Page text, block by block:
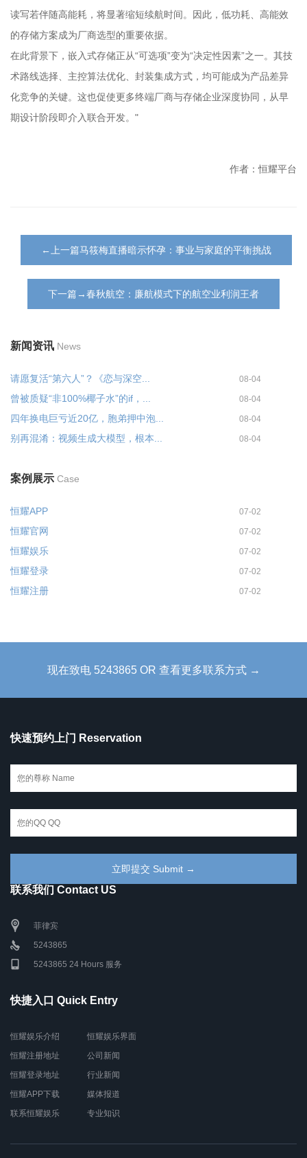
读写若伴随高能耗，将显著缩短续航时间。因此，低功耗、高能效
的存储方案成为厂商选型的重要依据。
在此背景下，嵌入式存储正从“可选项”变为“决定性因素”之一。其技
术路线选择、主控算法优化、封装集成方式，均可能成为产品差异
化竞争的关键。这也促使更多终端厂商与存储企业深度协同，从早
期设计阶段即介入联合开发。"
作者：恒耀平台
←上一篇马筱梅直播暗示怀孕：事业与家庭的平衡挑战
下一篇→春秋航空：廉航模式下的航空业利润王者
新闻资讯 News
请愿复活“第六人”？《恋与深空... 08-04
曾被质疑“非100%椰子水”的if，... 08-04
四年换电巨亏近20亿，胞弟押中泡... 08-04
别再混淆：视频生成大模型，根本... 08-04
案例展示 Case
恒耀APP 07-02
恒耀官网 07-02
恒耀娱乐 07-02
恒耀登录 07-02
恒耀注册 07-02
现在致电 5243865 OR 查看更多联系方式 →
快速预约上门 Reservation
联系我们 Contact US
菲律宾
5243865
5243865 24 Hours 服务
快捷入口 Quick Entry
恒耀娱乐介绍
恒耀注册地址
恒耀登录地址
恒耀APP下载
联系恒耀娱乐
恒耀娱乐界面
公司新闻
行业新闻
媒体报道
专业知识